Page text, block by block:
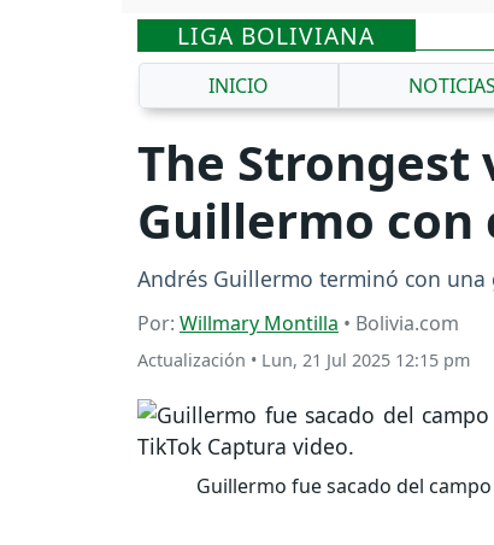
LIGA BOLIVIANA
INICIO NOTICIAS
The Strongest
Guillermo
Andrés Guillermo terminó con una
Por: Willmary Montilla • Bolivia.com
Actualización • Lun, 21 Jul 2025 12:15 pm
Guillermo fue sacado del